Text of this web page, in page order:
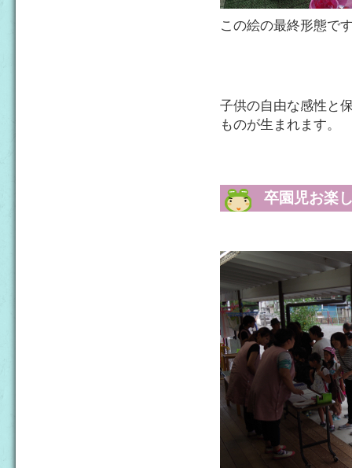
この絵の最終形態で
子供の自由な感性と
ものが生まれます。
卒園児お楽